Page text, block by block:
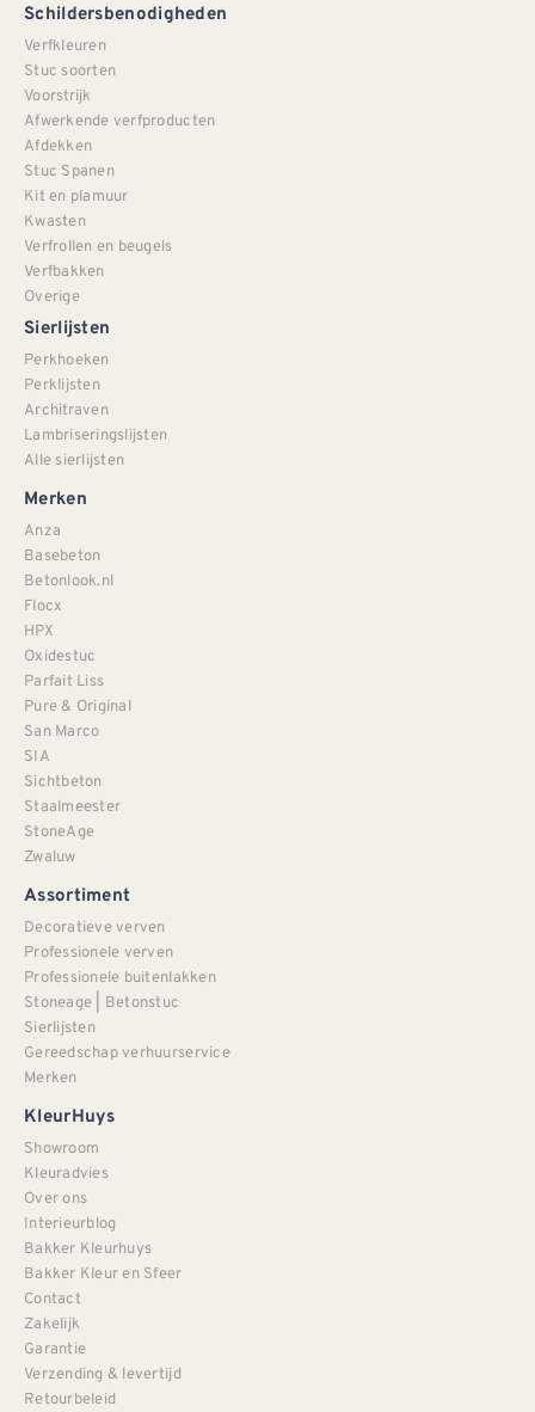
Schildersbenodigheden
Verfkleuren
Stuc soorten
Voorstrijk
Afwerkende verfproducten
Afdekken
Stuc Spanen
Kit en plamuur
Kwasten
Verfrollen en beugels
Verfbakken
Overige
Sierlijsten
Perkhoeken
Perklijsten
Architraven
Lambriseringslijsten
Alle sierlijsten
Merken
Anza
Basebeton
Betonlook.nl
Flocx
HPX
Oxidestuc
Parfait Liss
Pure & Original
San Marco
SIA
Sichtbeton
Staalmeester
StoneAge
Zwaluw
Assortiment
Decoratieve verven
Professionele verven
Professionele buitenlakken
Stoneage | Betonstuc
Sierlijsten
Gereedschap verhuurservice
Merken
KleurHuys
Showroom
Kleuradvies
Over ons
Interieurblog
Bakker Kleurhuys
Bakker Kleur en Sfeer
Contact
Zakelijk
Garantie
Verzending & levertijd
Retourbeleid